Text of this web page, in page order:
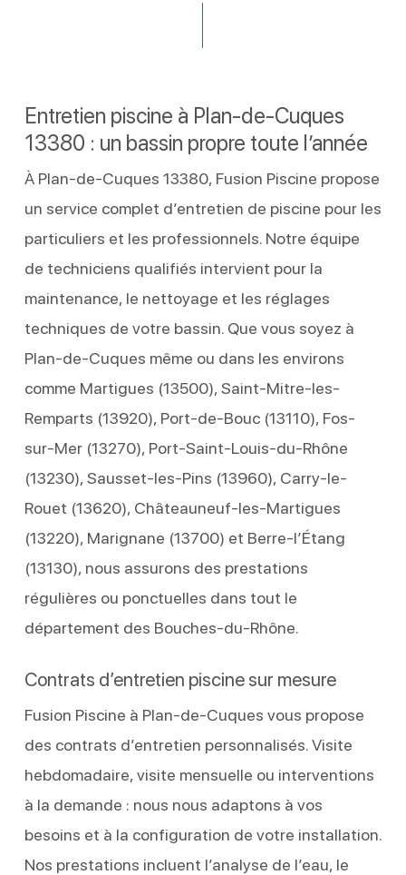
Entretien piscine à Plan-de-Cuques
13380 : un bassin propre toute l’année
À Plan-de-Cuques 13380, Fusion Piscine propose
un service complet d’entretien de piscine pour les
particuliers et les professionnels. Notre équipe
de techniciens qualifiés intervient pour la
maintenance, le nettoyage et les réglages
techniques de votre bassin. Que vous soyez à
Plan-de-Cuques même ou dans les environs
comme Martigues (13500), Saint-Mitre-les-
Remparts (13920), Port-de-Bouc (13110), Fos-
sur-Mer (13270), Port-Saint-Louis-du-Rhône
(13230), Sausset-les-Pins (13960), Carry-le-
Rouet (13620), Châteauneuf-les-Martigues
(13220), Marignane (13700) et Berre-l’Étang
(13130), nous assurons des prestations
régulières ou ponctuelles dans tout le
département des Bouches-du-Rhône.
Contrats d’entretien piscine sur mesure
Fusion Piscine à Plan-de-Cuques vous propose
des contrats d’entretien personnalisés. Visite
hebdomadaire, visite mensuelle ou interventions
à la demande : nous nous adaptons à vos
besoins et à la configuration de votre installation.
Nos prestations incluent l’analyse de l’eau, le